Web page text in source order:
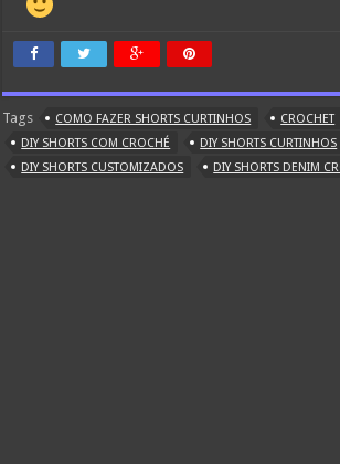
Tags COMO FAZER SHORTS CURTINHOS CROCHET
DIY SHORTS COM CROCHÉ
DIY SHORTS CURTINHOS
DIY SHORTS CUSTOMIZADOS
DIY SHORTS DENIM